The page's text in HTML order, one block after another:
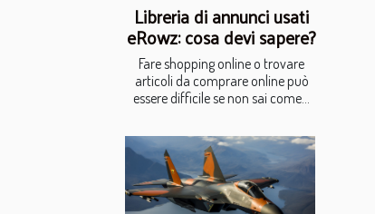
Libreria di annunci usati
eRowz: cosa devi sapere?
Fare shopping online o trovare
articoli da comprare online può
essere difficile se non sai come...